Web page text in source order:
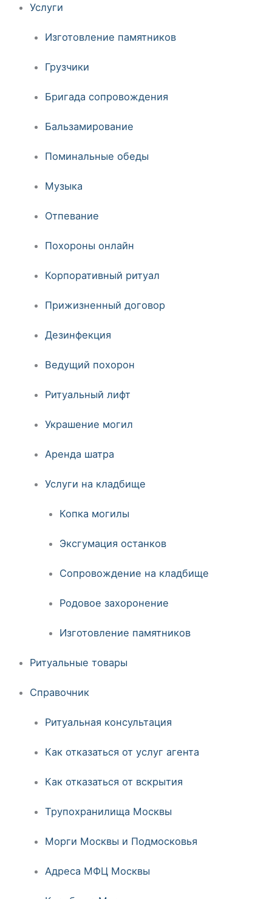
Услуги
Изготовление памятников
Грузчики
Бригада сопровождения
Бальзамирование
Поминальные обеды
Музыка
Отпевание
Похороны онлайн
Корпоративный ритуал
Прижизненный договор
Дезинфекция
Ведущий похорон
Ритуальный лифт
Украшение могил
Аренда шатра
Услуги на кладбище
Копка могилы
Эксгумация останков
Сопровождение на кладбище
Родовое захоронение
Изготовление памятников
Ритуальные товары
Справочник
Ритуальная консультация
Как отказаться от услуг агента
Как отказаться от вскрытия
Трупохранилища Москвы
Морги Москвы и Подмосковья
Адреса МФЦ Москвы